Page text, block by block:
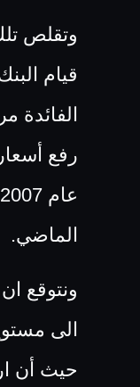
وتقلص
قيام
الفائدة
رفع
الماضي.
ونتوقع
حيث أن